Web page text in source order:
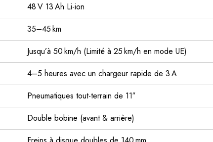
48 V 13 Ah Li-ion
35–45 km
Jusqu’à 50 km/h (Limité à 25 km/h en mode UE)
4–5 heures avec un chargeur rapide de 3 A
Pneumatiques tout-terrain de 11″
Double bobine (avant & arrière)